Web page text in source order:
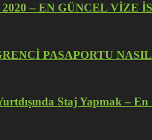
2020 – EN GÜNCEL
PASAPORTU
Staj Yapmak – En